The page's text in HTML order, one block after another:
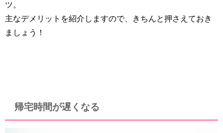
ツ。
主なデメリットを紹介しますので、きちんと押さえておき
ましょう！
帰宅時間が遅くなる